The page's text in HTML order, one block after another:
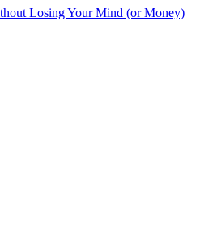
Losing Your Mind (or Money)